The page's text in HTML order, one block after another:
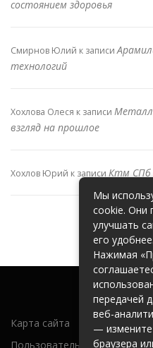
состоянием здоровья
Смирнов Юлий к записи
технологий
Хохлова Олеся к записи
взгляд на прошлое
Хохлов Юрий к записи Ктм СПб
Карта сайта
Пользовательское
Мы
cookie. Они
улучшать
его удобнее.
Нажимая
передачей
веб-
— измените
браузера